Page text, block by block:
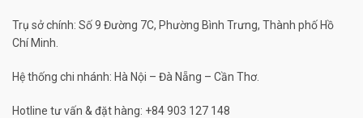
Trụ sở chính: Số 9 Đường 7C, Phường Bình Trưng, Thành phố Hồ
Chí Minh.
Hệ thống chi nhánh: Hà Nội – Đà Nẵng – Cần Thơ.
Hotline tư vấn & đặt hàng: +84 903 127 148